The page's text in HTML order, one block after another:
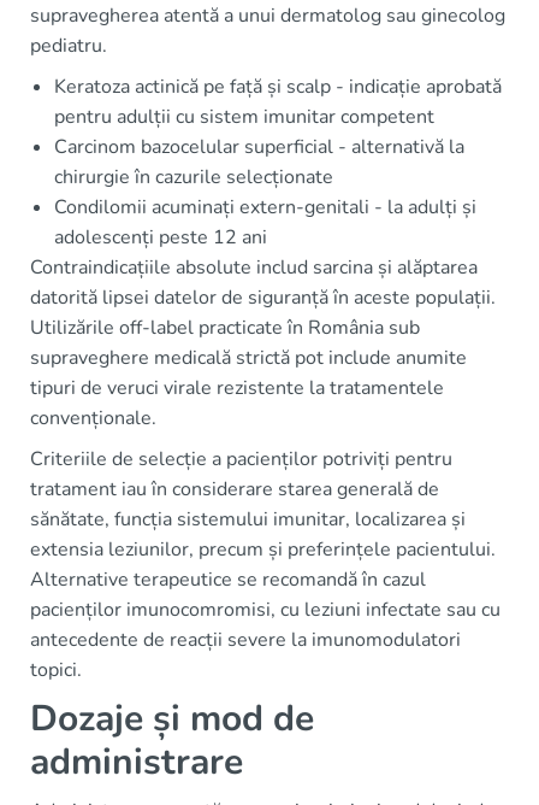
supravegherea atentă a unui dermatolog sau ginecolog
pediatru.
Keratoza actinică pe față și scalp - indicație aprobată
pentru adulții cu sistem imunitar competent
Carcinom bazocelular superficial - alternativă la
chirurgie în cazurile selecționate
Condilomii acuminați extern-genitali - la adulți și
adolescenți peste 12 ani
Contraindicațiile absolute includ sarcina și alăptarea
datorită lipsei datelor de siguranță în aceste populații.
Utilizările off-label practicate în România sub
supraveghere medicală strictă pot include anumite
tipuri de veruci virale rezistente la tratamentele
convenționale.
Criteriile de selecție a pacienților potriviți pentru
tratament iau în considerare starea generală de
sănătate, funcția sistemului imunitar, localizarea și
extensia leziunilor, precum și preferințele pacientului.
Alternative terapeutice se recomandă în cazul
pacienților imunocomromisi, cu leziuni infectate sau cu
antecedente de reacții severe la imunomodulatori
topici.
Dozaje și mod de
administrare